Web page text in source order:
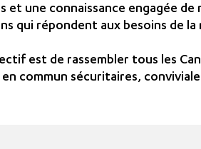
et une connaissance engagée
qui répondent aux besoins de
est de rassembler tous les
commun sécuritaires,